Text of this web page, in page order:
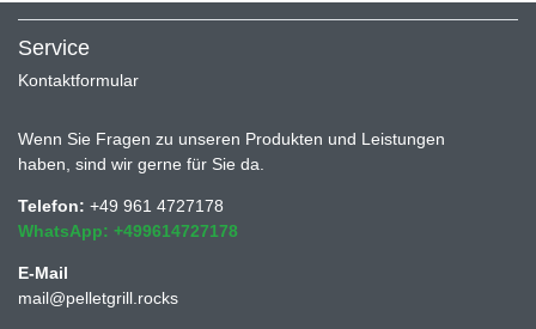
Service
Kontaktformular
Wenn Sie Fragen zu unseren Produkten und Leistungen
haben, sind wir gerne für Sie da.
Telefon: +49 961 4727178
WhatsApp: +499614727178
E-Mail
mail@pelletgrill.rocks